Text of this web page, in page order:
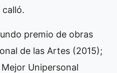
premio de obras
de las Artes (2015);
Unipersonal